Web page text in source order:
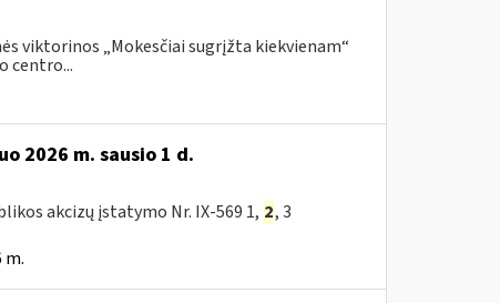
viktorinos „Mokesčiai sugrįžta kiekvienam“
centro...
2026 m. sausio 1 d.
akcizų įstatymo Nr. IX-569 1, 2, 3
m.